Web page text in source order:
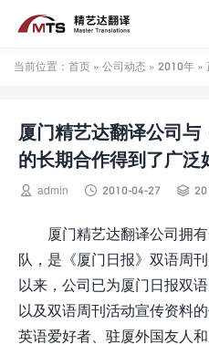
当前位置： 首页 » 公司动态 » 2010年 »
厦门精艺达翻译公司
的长期合作得到了广泛
 admin  2010-04-27 
厦门精艺达翻译公司拥
队，是《厦门日报》双语周
以来，公司已为厦门日报双
以及双语周刊活动宣传资料
英语爱好者、驻厦外国友人